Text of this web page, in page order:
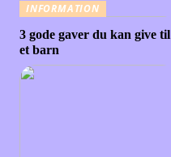
INFORMATION
3 gode gaver du kan give til
et barn